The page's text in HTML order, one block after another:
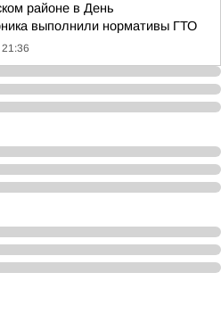
районе в День
выполнили нормативы ГТО